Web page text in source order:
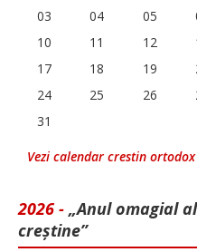
03
04 05
10
11 12
17
18 19
24
25 26
31
Vezi calendar crestin
2026 - „Anul omagial
creștine”